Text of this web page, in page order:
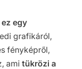
ez egy
grafikáról,
fényképről,
ami tükrözi a